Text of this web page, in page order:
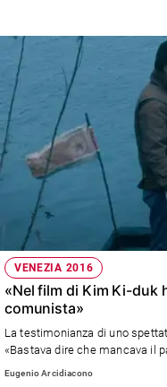
Aziende
di
Caso
settimana
Migranti
Diversità
inclusione
Costume
Cultura
e
spettacoli
Sanremo
2026
VENEZIA 2016
«Nel film di Kim Ki-duk
comunista»
La testimonianza di uno
«Bastava dire che mancava il
Eugenio Arcidiacono